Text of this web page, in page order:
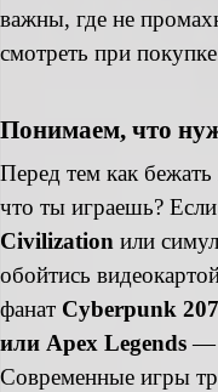
важны, где не
смотреть при
Понимаем, что
Перед тем как бежать
что ты играешь?
Civilization или
обойтись
фанат Cyberpunk
или Apex Legends—
Современные игры